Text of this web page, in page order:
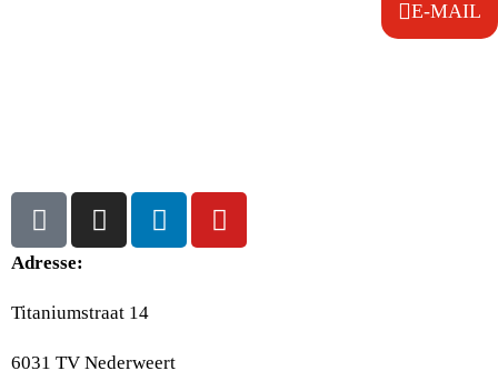
E-MAIL
Adresse:
Titaniumstraat 14
6031 TV Nederweert